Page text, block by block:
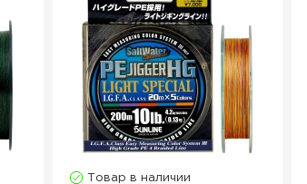
Товар в наличии